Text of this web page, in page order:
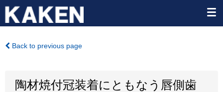
Back to previous page
陶材焼付冠装着にともなう唇側歯